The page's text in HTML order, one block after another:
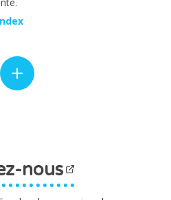
nous